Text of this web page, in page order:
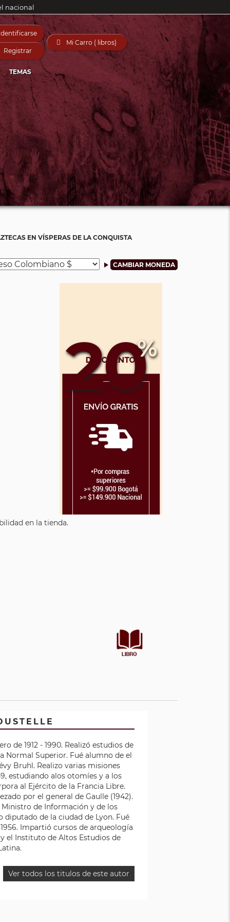
nacional
Registrar
 Mi Carro ( libros)
TEMAS
EN VÍSPERAS DE LA CONQUISTA
20%
en la tienda.
de 1912 - 1990. Realizó estudios de
Normal Superior. Fué alumno de el
Bruhl. Realizo varias misiones
estudiando alos otomíes y a los
al Ejército de la Francia Libre.
por el general de Gaulle (1942).
de Información y de los
de la ciudad de Lyon. Fué
Impartió cursos de arqueología
el Instituto de Altos Estudios de
Ver todos los titulos de este autor